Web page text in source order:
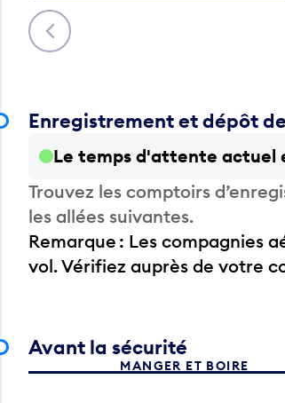
Précédent
Enregistrement et dépôt
Le temps d'attente actuel
Trouvez les comptoirs
les allées suivantes.
Remarque : Les compagnies
vol. Vérifiez auprès de votre
Avant la sécurité
MANGER ET BOIRE